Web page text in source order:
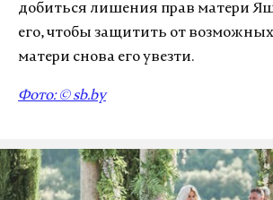
добиться лишения прав матери
его, чтобы защитить от
матери снова его увезти.
Фото: ©sb.by